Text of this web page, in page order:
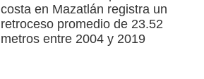
costa en Mazatlán registra un
retroceso promedio de 23.52
metros entre 2004 y 2019